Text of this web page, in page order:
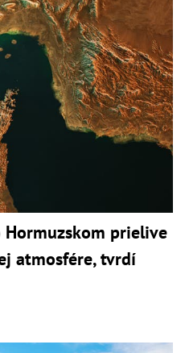
Hormuzskom prielive
atmosfére, tvrdí